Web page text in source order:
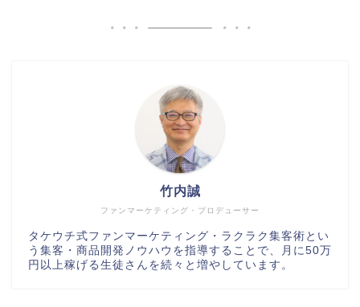
ファンマーケティング・プロデューサー
竹内誠
タケウチ式ファンマーケティング・ラクラク集客術とい
う集客・商品開発ノウハウを指導することで、月に50万
円以上稼げる生徒さんを続々と増やしています。